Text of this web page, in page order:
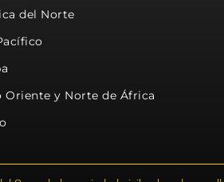
del Norte
Oriente y Norte de África